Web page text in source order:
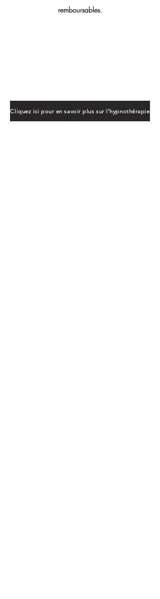
remboursables.
Cliquez ici pour en savoir plus sur l'hypnothérapie